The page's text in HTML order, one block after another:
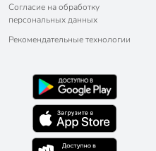
Согласие на обработку
персональных данных
Рекомендательные технологии